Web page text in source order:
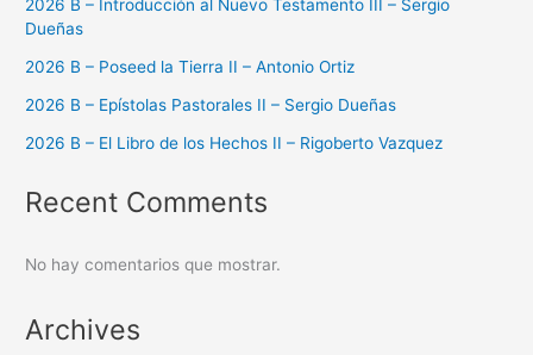
2026 B – Introducción al Nuevo Testamento III – Sergio
Dueñas
2026 B – Poseed la Tierra II – Antonio Ortiz
2026 B – Epístolas Pastorales II – Sergio Dueñas
2026 B – El Libro de los Hechos II – Rigoberto Vazquez
Recent Comments
No hay comentarios que mostrar.
Archives